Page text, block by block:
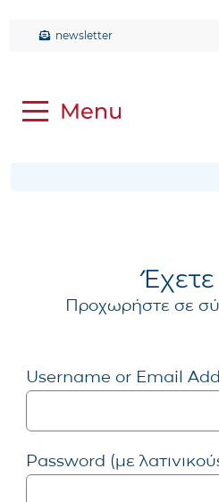
newsletter
Προχωρήστε σε
Username or Email
Password (με